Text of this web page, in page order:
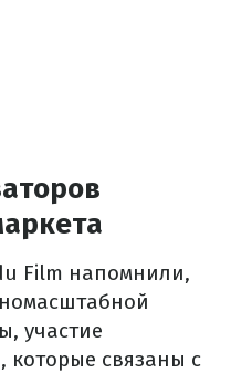
Film напомнили,
участие
которые связаны с